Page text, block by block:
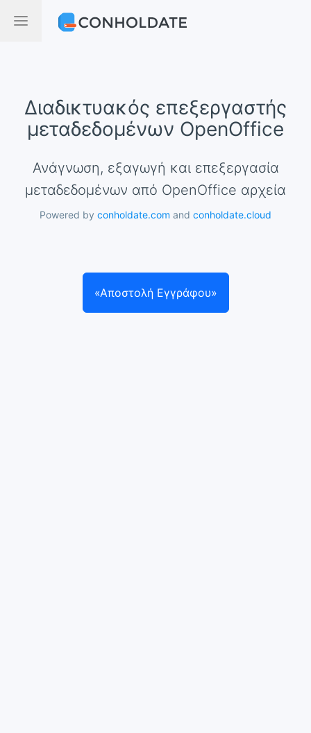
Διαδικτυακός επεξεργαστής
μεταδεδομένων OpenOffice
Ανάγνωση, εξαγωγή και επεξεργασία
μεταδεδομένων από OpenOffice αρχεία
Powered by conholdate.com and conholdate.cloud
«Αποστολή Εγγράφου»